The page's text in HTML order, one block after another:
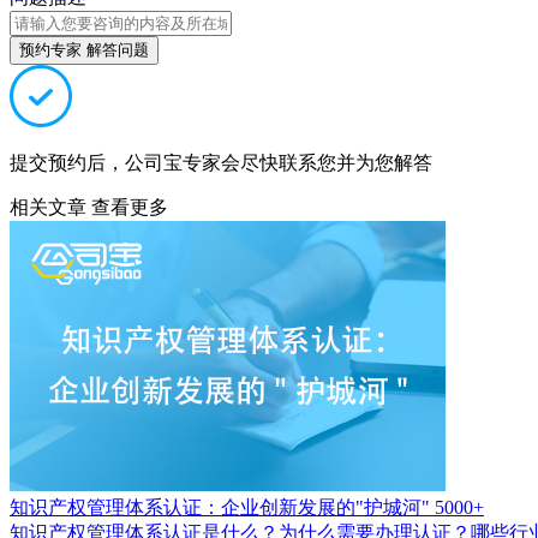
预约专家 解答问题
提交预约后，公司宝专家会尽快联系您并为您解答
相关文章 查看更多
知识产权管理体系认证：企业创新发展的"护城河" 5000+
知识产权管理体系认证是什么？为什么需要办理认证？哪些行